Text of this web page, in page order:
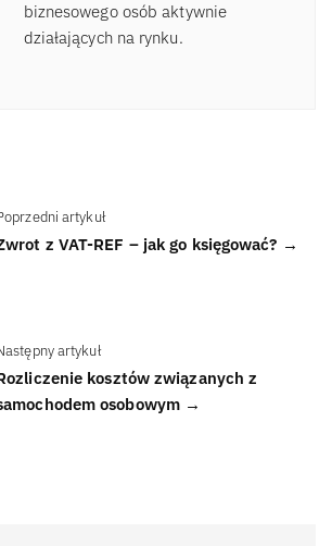
biznesowego osób aktywnie
działających na rynku.
artykuł
z VAT-REF – jak go księgować? →
artykuł
kosztów związanych z
osobowym →